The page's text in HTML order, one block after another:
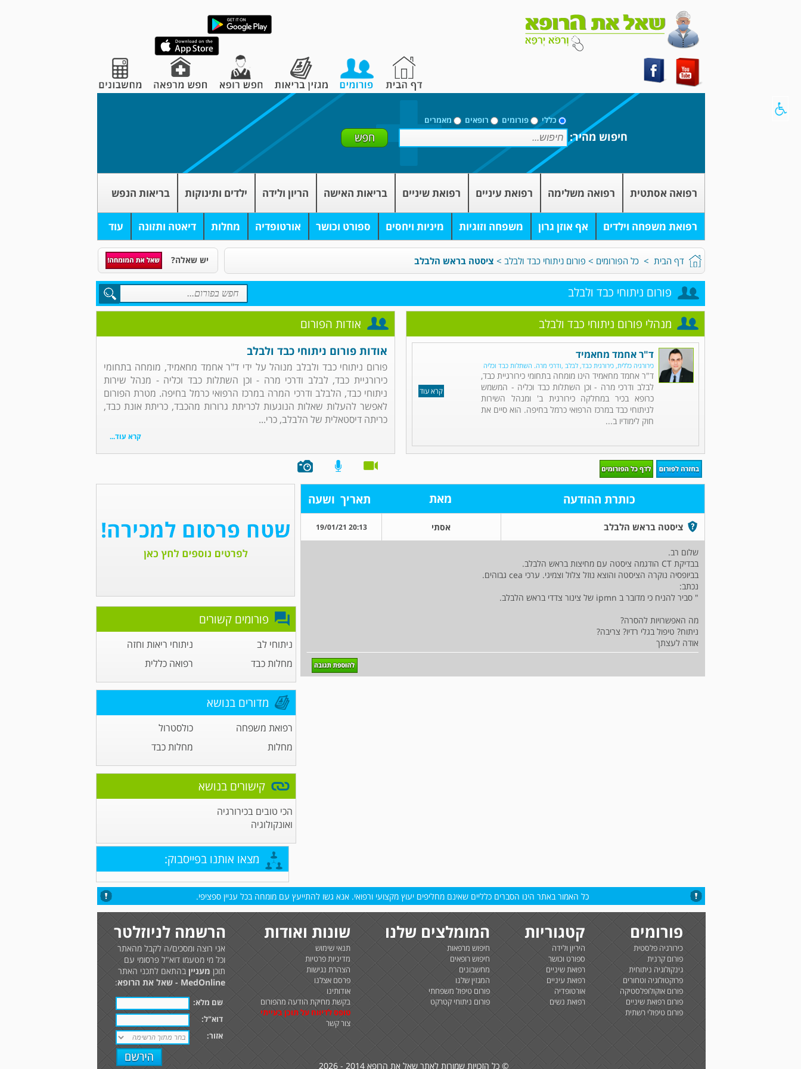
כללי פורומים רופאים מאמרים
חיפוש מהיר:
רפואה אסתטית רפואה משלימה רפואת עיניים רפואת שיניים בריאות האישה הריון ולידה ילדים ותינוקות בריאות הנפש
רפואת משפחה וילדים אף אוזן גרון משפחה וזוגיות מיניות ויחסים ספורט וכושר אורטופדיה מחלות דיאטה ותזונה עוד
דף הבית > כל הפורומים > פורום ניתוחי כבד ולבלב > ציסטה בראש הלבלב יש שאלה?
פורום ניתוחי כבד ולבלב
אודות הפורום
אודות פורום ניתוחי כבד ולבלב
פורום ניתוחי כבד ולבלב מנוהל על ידי ד"ר אחמד מחאמיד, מומחה בתחומי
כירורגיית כבד, לבלב ודרכי מרה - וכן השתלות כבד וכליה - מנהל שירות
ניתוחי כבד, הלבלב ודרכי המרה במרכז הרפואי כרמל בחיפה. מטרת הפורום
לאפשר להעלות שאלות הנוגעות לכריתת גרורות מהכבד, כריתת אונת כבד,
כריתה דיסטאלית של הלבלב, כרי...
קרא עוד...
מנהלי פורום ניתוחי כבד ולבלב
קרא עוד
ד"ר אחמד מחאמיד
כירורגיה כללית, כירורגית כבד, לבלב ,ודרכי מרה. השתלות כבד וכליה
ד"ר אחמד מחאמיד הינו מומחה בתחומי כירורגיית כבד,
לבלב ודרכי מרה - וכן השתלות כבד וכליה - המשמש
כרופא בכיר במחלקה כירורגית ב' ומנהל השירות
לניתוחי כבד במרכז הרפואי כרמל בחיפה. הוא סיים את
חוק לימודיו ב...
כותרת ההודעה מאת תאריך ושעה
ציסטה בראש הלבלב אסתי 20:13 19/01/21
שלום רב.
בבדיקת CT הודגמה ציסטה עם מחיצות בראש הלבלב.
בביופסיה נוקרה הציסטה והוצא נוזל צלול וצמיגי. ערכי cea גבוהים.
נכתב:
" סביר להניח כי מדובר ב ipmn של צינור צדדי בראש הלבלב.
מה האפשרויות להסרה?
ניתוח? טיפול בגלי רדיו? צריבה?
אודה לעצתך
פורומים קשורים
ניתוחי לב
ניתוחי ריאות וחזה
מחלות כבד
רפואה כללית
מדורים בנושא
רפואת משפחה
כולסטרול
מחלות
מחלות כבד
קישורים בנושא
הכי טובים בכירורגיה
ואונקולוגיה
מצאו אותנו בפייסבוק:
כל האמור באתר הינו הסברים כלליים שאינם מחליפים יעוץ מקצועי ורפואי. אנא גשו להתייעץ עם מומחה בכל עניין ספציפי.
פורומים
כירורגיה פלסטית
פורום קרנית
גינקולוגיה ניתוחית
פרוקטולוגיה וטחורים
פורום אוקולופלסטיקה
פורום רפואת שיניים
פורום טיפולי רשתית
קטגוריות
היריון ולידה
ספורט וכושר
רפואת שיניים
רפואת עיניים
אורטופדיה
רפואת נשים
המומלצים שלנו
חיפוש מרפאות
חיפוש רופאים
מחשבונים
המגזין שלנו
פורום טיפול משפחתי
פורום ניתוחי קטרקט
שונות ואודות
תנאי שימוש
מדיניות פרטיות
הצהרת נגישות
פרסם אצלנו
אודותינו
בקשת מחיקת הודעה מהפורום
טופס לדיווח על תוכן בעייתי
צור קשר
הרשמה לניוזלטר
אני רוצה ומסכים/ה לקבל מהאתר
וכל מי מטעמו דוא"ל פרסומי עם
תוכן מענייןבהתאם לתכני האתר
MedOnline - שאל את הרופא
:
שם מלא:
דוא"ל:
אזור:
© כל הזכויות שמורות לאתר שאל את הרופא 2014 - 2026